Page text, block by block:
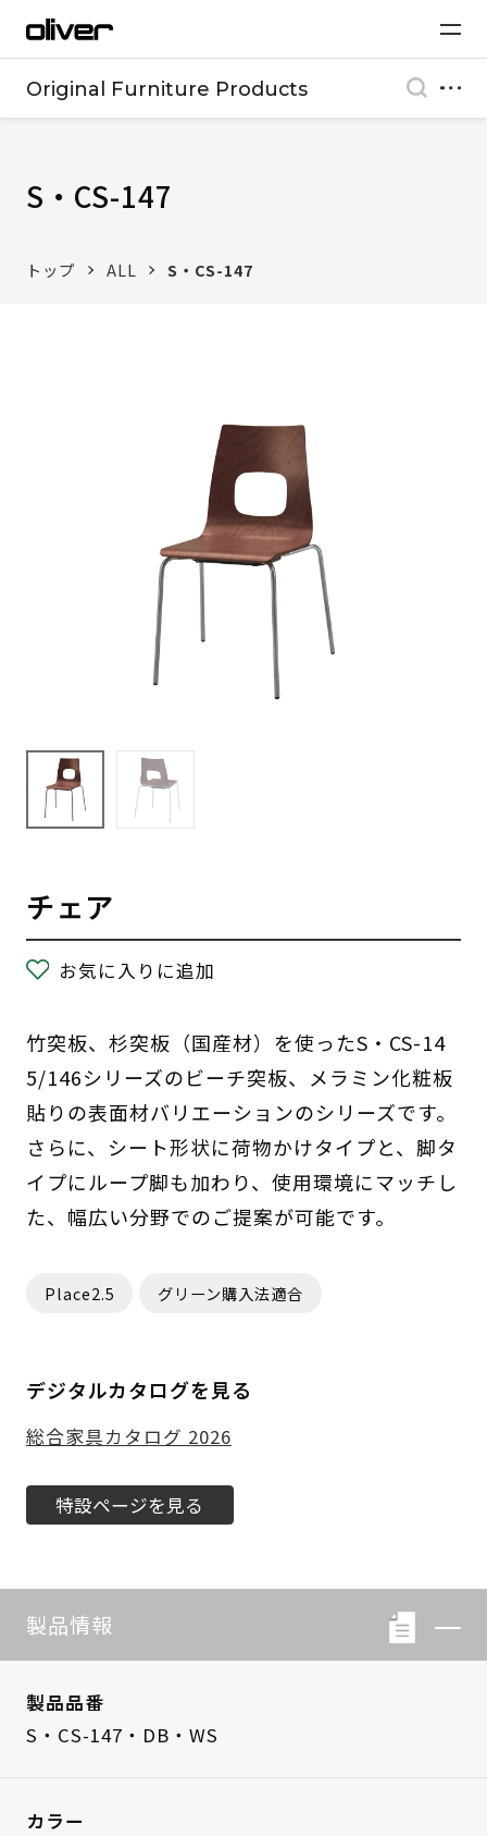
Original Furniture Products
S・CS-147
トップ ALL S・CS-147
チェア
お気に入りに追加
竹突板、杉突板（国産材）を使ったS・CS-14
5/146シリーズのビーチ突板、メラミン化粧板
貼りの表面材バリエーションのシリーズです。
さらに、シート形状に荷物かけタイプと、脚タ
イプにループ脚も加わり、使用環境にマッチし
た、幅広い分野でのご提案が可能です。
Place2.5 グリーン購入法適合
デジタルカタログを見る
総合家具カタログ 2026
特設ページを見る
製品情報
製品品番
S・CS-147・DB・WS
カラー